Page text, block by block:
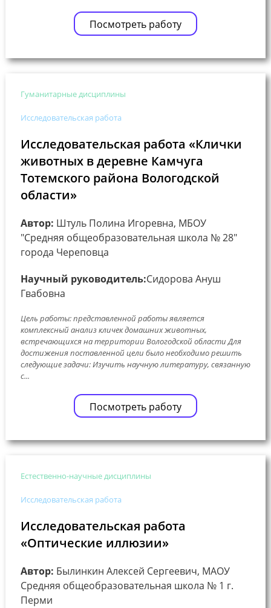
Посмотреть работу
Гуманитарные дисциплины
Исследовательская работа
Исследовательская работа «Клички
животных в деревне Камчуга
Тотемского района Вологодской
области»
Автор: Штуль Полина Игоревна, МБОУ
"Средняя общеобразовательная школа № 28"
города Череповца
Научный руководитель:Сидорова Ануш
Гвабовна
Цель работы: представленной работы является
комплексный анализ кличек домашних животных,
встречающихся на территории Вологодской области Для
достижения поставленной цели было необходимо решить
следующие задачи: Изучить научную литературу, связанную
с...
Посмотреть работу
Естественно-научные дисциплины
Исследовательская работа
Исследовательская работа
«Оптические иллюзии»
Автор: Былинкин Алексей Сергеевич, МАОУ
Средняя общеобразовательная школа № 1 г.
Перми